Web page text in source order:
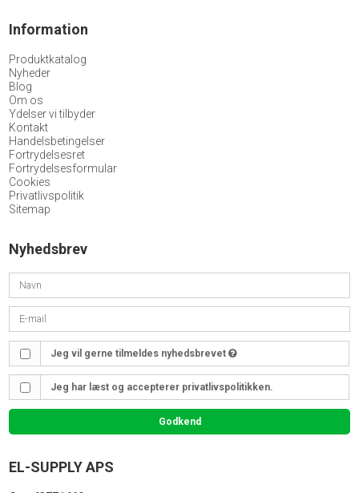
Information
Produktkatalog
Nyheder
Blog
Om os
Ydelser vi tilbyder
Kontakt
Handelsbetingelser
Fortrydelsesret
Fortrydelsesformular
Cookies
Privatlivspolitik
Sitemap
Nyhedsbrev
Jeg vil gerne tilmeldes nyhedsbrevet
Jeg har læst og accepterer privatlivspolitikken.
Godkend
EL-SUPPLY APS